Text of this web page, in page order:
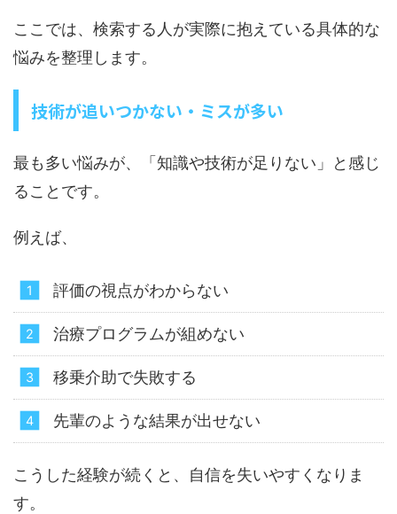
ここでは、検索する人が実際に抱えている具体的な
悩みを整理します。
技術が追いつかない・ミスが多い
最も多い悩みが、「知識や技術が足りない」と感じ
ることです。
例えば、
評価の視点がわからない
治療プログラムが組めない
移乗介助で失敗する
先輩のような結果が出せない
こうした経験が続くと、自信を失いやすくなりま
す。